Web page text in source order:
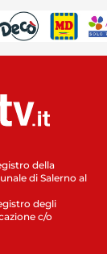
della
di Salerno al
degli
c/o